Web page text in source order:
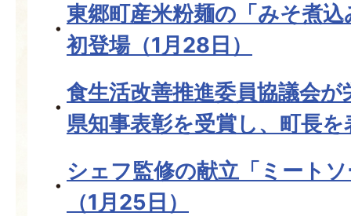
東郷町産米粉麺の「みそ煮
初登場（1月28日）
食生活改善推進委員協議会
県知事表彰を受賞し、町長を
シェフ監修の献立「ミート
（1月25日）